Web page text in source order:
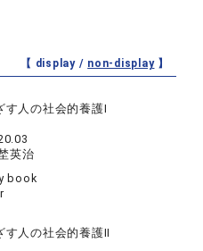
【 display / non-display】
人の社会的養護Ⅰ
英治
book
人の社会的養護Ⅱ